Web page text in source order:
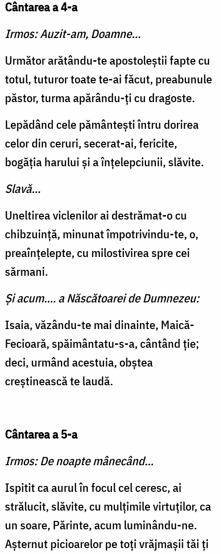
Cântarea a 4-a
Irmos: Auzit-am, Doamne...
Următor arătându-te apostoleştii fapte cu
totul, tuturor toate te-ai făcut, preabunule
păstor, turma apărându-ţi cu dragoste.
Lepădând cele pământeşti întru dorirea
celor din ceruri, secerat-ai, fericite,
bogăţia haru­lui şi a înţelepciunii, slăvite.
Slavă...
Uneltirea viclenilor ai destrămat-o cu
chibzuinţă, minunat împotrivindu-te, o,
preaînţelepte, cu milostivirea spre cei
sărmani.
Și acum.... a Născătoarei de Dumnezeu:
Isaia, văzându-te mai dinainte, Maică-
Fecioară, spăimântatu-s-a, cântând ţie;
deci, urmând acestuia, obştea
creştinească te laudă.
Cântarea a 5-a
Irmos: De noapte mânecând...
Ispitit ca aurul în focul cel ceresc, ai
strălucit, slăvite, cu mulţimile virtuților, ca
un soare, Părinte, acum luminându-ne.
Aşternut picioarelor pe toţi vrăjmaşii tăi ţi